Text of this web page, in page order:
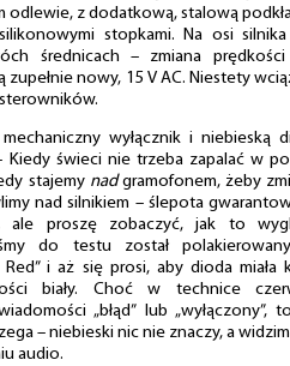
odlewie, z dodatkową, stalową
stopkami. Na osi
średnicach – zmiana
zupełnie nowy, 15 V AC. Niestety
wyłącznik i niebieską
Kiedy świeci nie trzeba zapalać w
stajemy nadgramofonem, żeby
nad silnikiem – ślepota
ale proszę zobaczyć, jak to
do testu został
Red” i aż się prosi, aby dioda miała
biały. Choć w technice
„błąd” lub „wyłączony”,
– niebieski nic nie znaczy, a
audio.